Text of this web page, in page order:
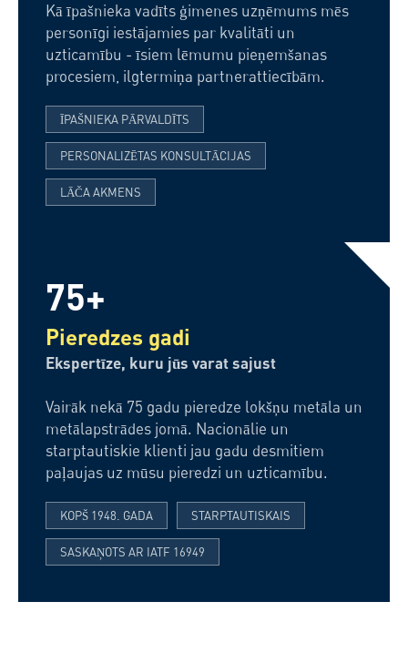
Kā īpašnieka vadīts ģimenes uzņēmums mēs
personīgi iestājamies par kvalitāti un
uzticamību - īsiem lēmumu pieņemšanas
procesiem, ilgtermiņa partnerattiecībām.
ĪPAŠNIEKA PĀRVALDĪTS
PERSONALIZĒTAS KONSULTĀCIJAS
LĀČA AKMENS
75+
Pieredzes gadi
Ekspertīze, kuru jūs varat sajust
Vairāk nekā 75 gadu pieredze lokšņu metāla un
metālapstrādes jomā. Nacionālie un
starptautiskie klienti jau gadu desmitiem
paļaujas uz mūsu pieredzi un uzticamību.
KOPŠ 1948. GADA STARPTAUTISKAIS
SASKAŅOTS AR IATF 16949